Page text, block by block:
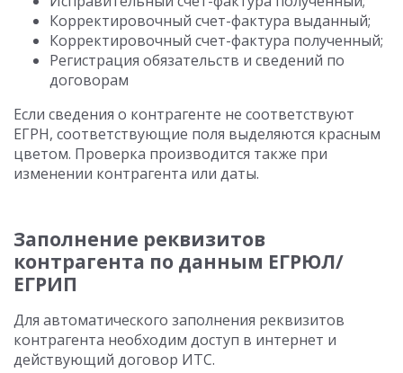
Корректировочный счет-фактура выданный;
Корректировочный счет-фактура полученный;
Регистрация обязательств и сведений по
договорам
Если сведения о контрагенте не соответствуют
ЕГРН, соответствующие поля выделяются красным
цветом. Проверка производится также при
изменении контрагента или даты.
Заполнение реквизитов
контрагента по данным ЕГРЮЛ/
ЕГРИП
Для автоматического заполнения реквизитов
контрагента необходим доступ в интернет и
действующий договор ИТС.